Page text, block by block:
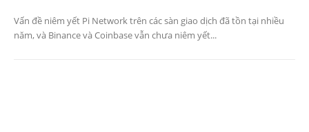
Vấn đề niêm yết Pi Network trên các sàn giao dịch đã tồn tại nhiều
năm, và Binance và Coinbase vẫn chưa niêm yết...